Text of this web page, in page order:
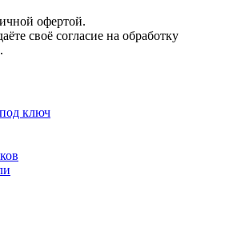
офертой.
своё согласие на обработку
ключ